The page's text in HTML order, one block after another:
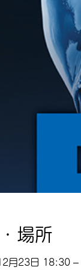
場所
月23日 18:30